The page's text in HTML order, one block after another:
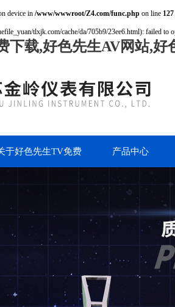
device in /www/wwwroot/Z4.com/func.php on line 127
tlxjk.com/cache/da/705b9/23ee6.html): failed
下载,好色先生AV网站,
于好色先生TV免费 产品中心